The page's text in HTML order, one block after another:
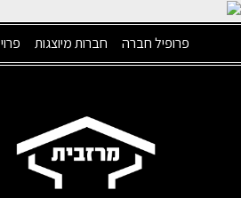
פרופיל חברה חברות מיוצגות